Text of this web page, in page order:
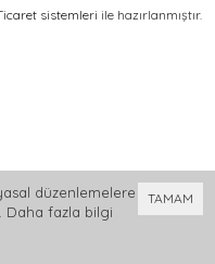
sistemleri ile hazırlanmıştır.
TAMAM
düzenlemelere
Daha fazla bilgi